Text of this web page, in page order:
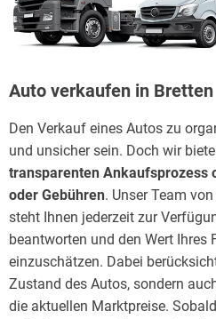
Auto verkaufen in Bretten
Den Verkauf eines Autos zu
und unsicher sein. Doch wir
transparenten Ankaufsprozess
oder Gebühren. Unser Team
steht Ihnen jederzeit zur
beantworten und den Wert Ihres
einzuschätzen. Dabei
Zustand des Autos, sondern
die aktuellen Marktpreise.